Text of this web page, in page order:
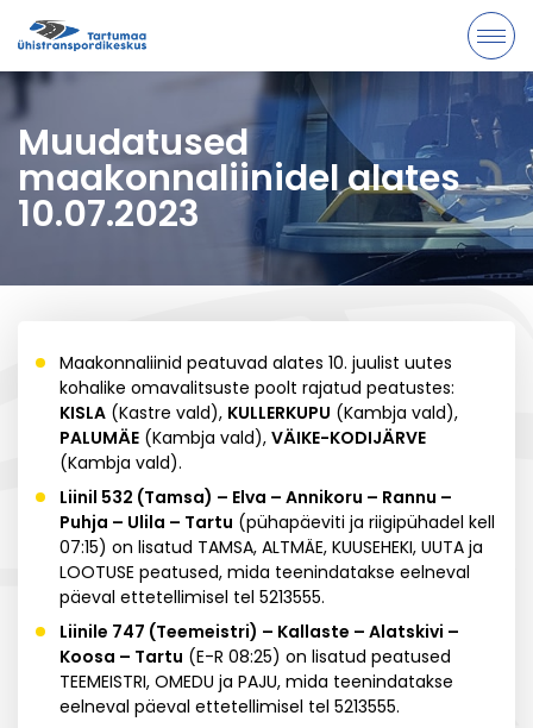
Muudatused
maakonnaliinidel alates
10.07.2023
Maakonnaliinid peatuvad alates 10. juulist uutes
kohalike omavalitsuste poolt rajatud peatustes:
KISLA (Kastre vald), KULLERKUPU (Kambja vald),
PALUMÄE (Kambja vald), VÄIKE-KODIJÄRVE
(Kambja vald).
Liinil 532 (Tamsa) – Elva – Annikoru – Rannu –
Puhja – Ulila – Tartu (pühapäeviti ja riigipühadel kell
07:15) on lisatud TAMSA, ALTMÄE, KUUSEHEKI, UUTA ja
LOOTUSE peatused, mida teenindatakse eelneval
päeval ettetellimisel tel 5213555.
Liinile 747 (Teemeistri) – Kallaste – Alatskivi –
Koosa – Tartu (E-R 08:25) on lisatud peatused
TEEMEISTRI, OMEDU ja PAJU, mida teenindatakse
eelneval päeval ettetellimisel tel 5213555.